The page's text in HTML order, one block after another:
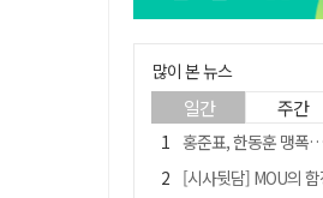
많이 본 뉴스
일간 주간
홍준표, 한동훈 맹폭…"조선제일껌, 권
[시사뒷담] MOU의 함정, 협약식